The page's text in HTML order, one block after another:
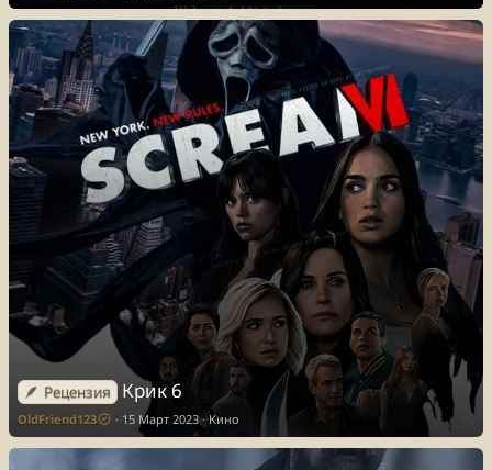
🪶 Рецензия Крик 6
OldFriend123 15 Март 2023 Кино